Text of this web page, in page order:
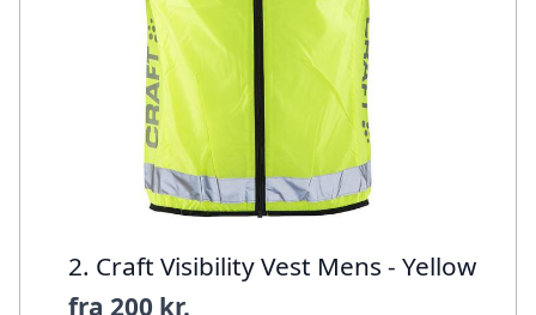
2. Craft Visibility Vest Mens - Yellow
fra 200 kr.